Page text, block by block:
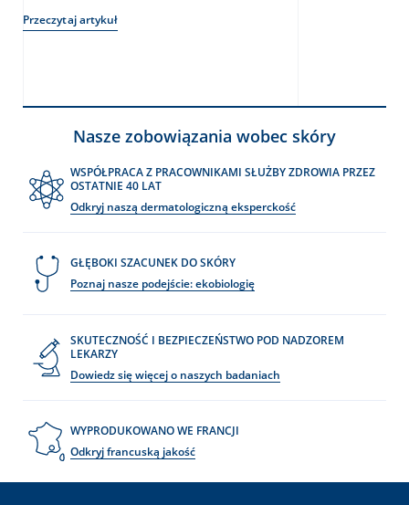
Przeczytaj artykuł
Nasze zobowiązania wobec skóry
WSPÓŁPRACA Z PRACOWNIKAMI SŁUŻBY ZDROWIA PRZEZ
OSTATNIE 40 LAT
Odkryj naszą dermatologiczną eksperckość
GŁĘBOKI SZACUNEK DO SKÓRY
Poznaj nasze podejście: ekobiologię
SKUTECZNOŚĆ I BEZPIECZEŃSTWO POD NADZOREM
LEKARZY
Dowiedz się więcej o naszych badaniach
WYPRODUKOWANO WE FRANCJI
Odkryj francuską jakość